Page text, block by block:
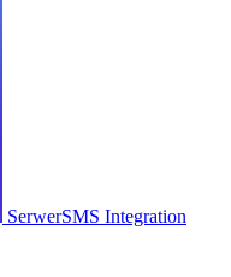
SerwerSMS Integration